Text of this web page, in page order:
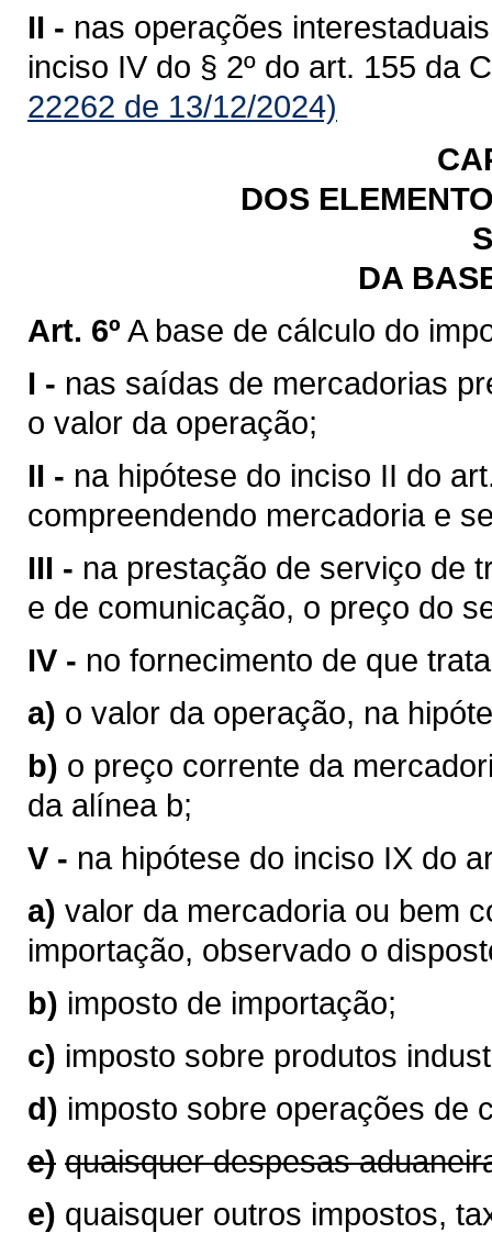
II - nas operações
inciso IV do § 2º do art. 155 da
22262 de 13/12/2024)
DOS
DA
Art. 6º A base de cálculo do
I - nas saídas de mercadorias
o valor da operação;
II - na hipótese do inciso II do
compreendendo mercadoria e
III - na prestação de serviço de
e de comunicação, o preço do
IV - no fornecimento de que
a) o valor da operação, na
b) o preço corrente da
da alínea b;
V - na hipótese do inciso IX do
a) valor da mercadoria ou bem
importação, observado o
b) imposto de importação;
c) imposto sobre produtos
d) imposto sobre operações de
e) quaisquer despesas
e) quaisquer outros impostos,